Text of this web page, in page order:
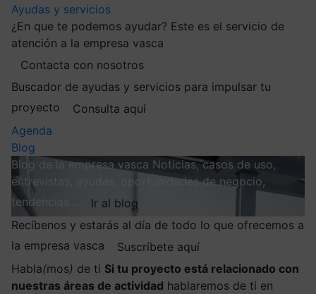
Ayudas y servicios
¿En que te podemos ayudar? Este es el servicio de
atención a la empresa vasca
Contacta con nosotros
Buscador de ayudas y servicios para impulsar tu
proyecto
Consulta aquí
Agenda
Blog
Blog de la empresa vasca Noticias, casos de uso,
entrevistas, ayudas, oportunidades de negocio,
tendencias…
Ir al blog
Recíbenos y estarás al día de todo lo que ofrecemos a
la empresa vasca
Suscríbete aquí
Habla(mos) de ti Si tu proyecto está relacionado con
nuestras áreas de actividad hablaremos de ti en